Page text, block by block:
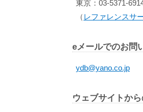
東京：03-5371-
（ レファレンスサ
eメールでのお問
ydb@yano.co.jp
ウェブサイトか